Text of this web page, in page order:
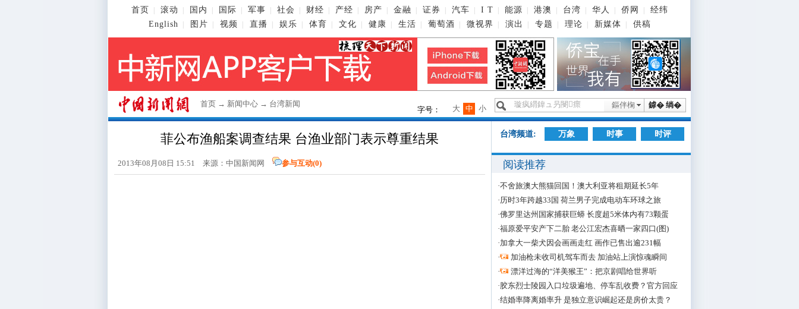
首页 滚动 国内 国际 军事 社会 财经 产经 房产 金融 证券 汽车 I T 能源 港澳 台湾 华人 侨网
经纬
English
图片 视频 直播 娱乐 体育 文化 健康 生活 葡萄酒 微视界 演出 专题 理论 新媒体 供稿
首页 → 新闻中心 → 台湾新闻 鎼� 绱�
鏂伴椈
字号： 小
中
大
菲公布渔船案调查结果 台渔业部门表示尊重结果
2013年08月08日 15:51 来源： 中国新闻网 参与互动(0)
台湾频道: 万象 时事 时评
阅读推荐
·不舍旅澳大熊猫回国！澳大利亚将租期延长5年
·历时3年跨越33国 荷兰男子完成电动车环球之旅
·佛罗里达州国家捕获巨蟒 长度超5米体内有73颗蛋
·福原爱平安产下二胎 老公江宏杰喜晒一家四口(图)
·加拿大一柴犬因会画画走红 画作已售出逾231幅
·
加油枪未收司机驾车而去 加油站上演惊魂瞬间
·
漂洋过海的“洋美猴王”：把京剧唱给世界听
·胶东烈士陵园入口垃圾遍地、停车乱收费？官方回应
·结婚率降离婚率升 是独立意识崛起还是房价太贵？